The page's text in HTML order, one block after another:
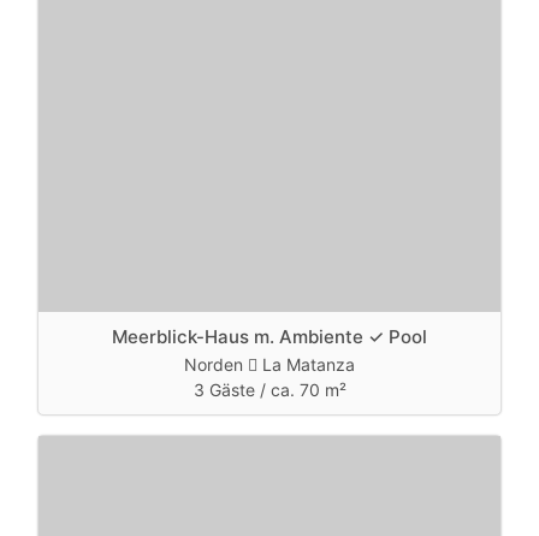
Meerblick-Haus m. Ambiente ✓ Pool
Norden
La Matanza
3 Gäste / ca. 70 m²